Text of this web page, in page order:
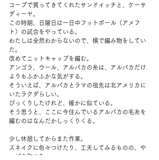
コープで買ってきてくれたサンドイッチと、ケーサ
ディーヤ。
この時期、日曜日は一日中フットボール（アメフ
ト）の試合をやっている。
わたしは全然わからないので、横で編み物をしてい
た。
改めてニットキャップを編む。
アンゴラ、ウール、アルパカの糸は、アルパカだけ
よりもふかふかな気がする。
そういえば、アルパカとラマの祖先は北アメリカに
いたラクダらしい。
びっくりしたけれど、確かに似ている。
そう思うと、ここに今住んでいるアルパカの毛糸を
編むのはなんだかしっくりくる。
少し休憩してからまた作業。
スネイクに色々つけたり、工夫してみるものの、や
っぱり取れない。